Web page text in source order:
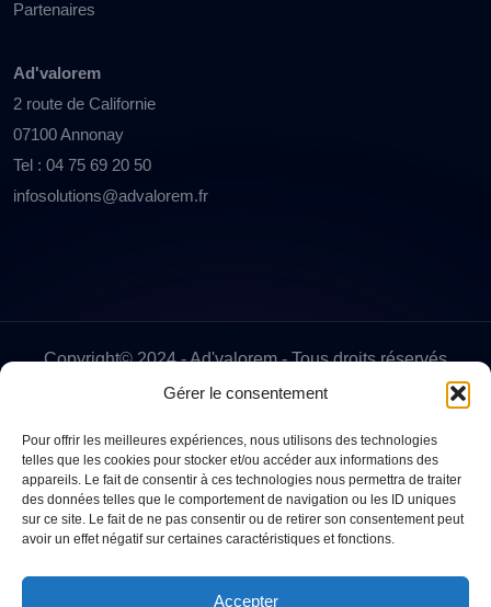
Gérer le consentement
Pour offrir les meilleures expériences, nous utilisons des technologies
telles que les cookies pour stocker et/ou accéder aux informations des
appareils. Le fait de consentir à ces technologies nous permettra de traiter
des données telles que le comportement de navigation ou les ID uniques
sur ce site. Le fait de ne pas consentir ou de retirer son consentement peut
avoir un effet négatif sur certaines caractéristiques et fonctions.
Accepter
Partenaires
Ad'valorem
2 route de Californie
07100 Annonay
Tel : 04 75 69 20 50
infosolutions@advalorem.fr
Copyright© 2024 - Ad'valorem - Tous droits réservés